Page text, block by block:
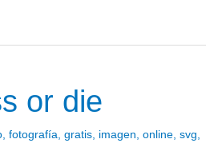
or die
, fotografía, gratis, imagen, online, svg,